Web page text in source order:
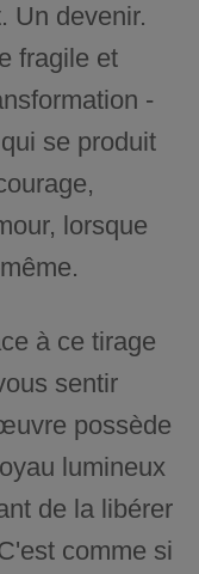
Un devenir.
fragile et
-
se produit
lorsque
à ce tirage
sentir
possède
lumineux
de la libérer
comme si